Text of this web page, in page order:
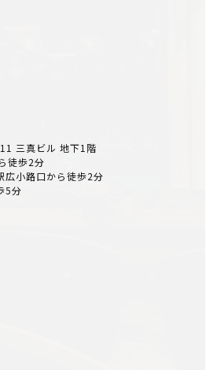
三真ビル 地下1階
徒歩2分
広小路口から徒歩2分
5分